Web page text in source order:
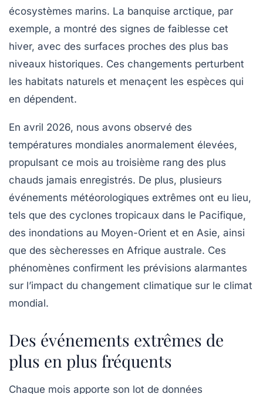
écosystèmes marins. La banquise arctique, par
exemple, a montré des signes de faiblesse cet
hiver, avec des surfaces proches des plus bas
niveaux historiques. Ces changements perturbent
les habitats naturels et menaçent les espèces qui
en dépendent.
En avril 2026, nous avons observé des
températures mondiales anormalement élevées,
propulsant ce mois au troisième rang des plus
chauds jamais enregistrés. De plus, plusieurs
événements météorologiques extrêmes ont eu lieu,
tels que des cyclones tropicaux dans le Pacifique,
des inondations au Moyen-Orient et en Asie, ainsi
que des sècheresses en Afrique australe. Ces
phénomènes confirment les prévisions alarmantes
sur l’impact du changement climatique sur le climat
mondial.
Des événements extrêmes de
plus en plus fréquents
Chaque mois apporte son lot de données